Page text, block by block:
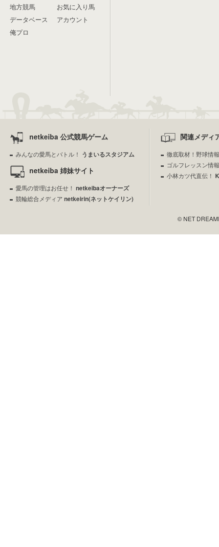
地方競馬
データベース
俺プロ
お気に入り馬
アカウント
netkeiba 公式競馬ゲーム
みんなの愛馬とバトル！ うまいるスタジアム
netkeiba 姉妹サイト
愛馬の管理はお任せ！ netkeibaオーナーズ
競輪総合メディア netkeirin(ネットケイリン)
関連メディ
徹底取材！野球情
ゴルフレッスン情
小林カツ代直伝！
© NET